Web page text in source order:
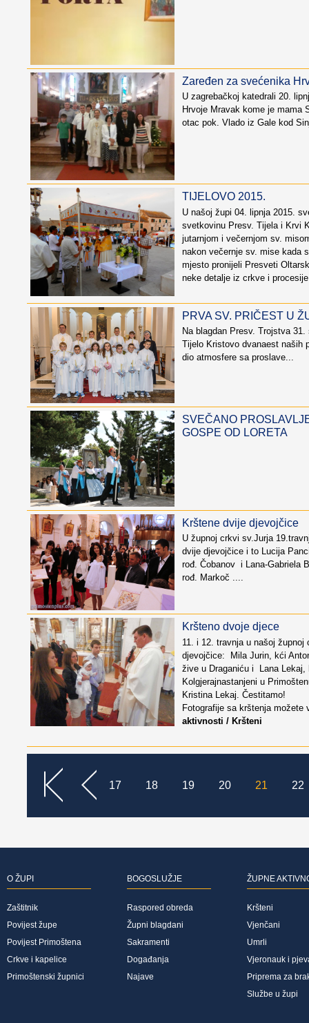
Zaređen za svećenika
U zagrebačkoj katedrali 20.
Hrvoje Mravak kome je mama
otac pok. Vlado iz Gale kod
TIJELOVO 2015.
U našoj župi 04. lipnja 2015.
svetkovinu Presv. Tijela i Krvi
jutarnjom i večernjom sv.
nakon večernje sv. mise kada
mjesto pronijeli Presveti
neke detalje iz crkve i
PRVA SV. PRIČEST U
Na blagdan Presv. Trojstva
Tijelo Kristovo dvanaest naših
dio atmosfere sa proslave...
SVEČANO
GOSPE OD LORETA
Krštene dvije djevojčice
U župnoj crkvi sv.Jurja
dvije djevojčice i to Lucija
rođ. Čobanov i Lana-Gabriela
rođ. Markoč ....
Kršteno dvoje djece
11. i 12. travnja u našoj
djevojčice: Mila Jurin, kći
žive u Draganiću i Lana Lekaj,
Kolgjerajnastanjeni u
Kristina Lekaj. Čestitamo!
Fotografije sa krštenja možete
aktivnosti / Kršteni
17 18 19 20 21 22
O ŽUPI
Zaštitnik
Povijest župe
Povijest Primoštena
Crkve i kapelice
Primoštenski župnici
BOGOSLUŽJE
Raspored obreda
Župni blagdani
Sakramenti
Događanja
Najave
ŽUPNE
Kršteni
Vjenčani
Umrli
Vjeronauk i
Priprema za
Službe u župi